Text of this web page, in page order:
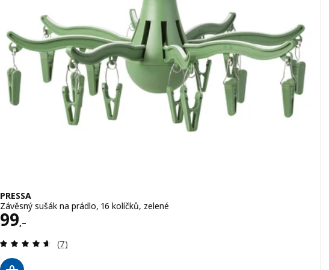
PRESSA
Závěsný sušák na prádlo, 16 kolíčků, zelené
99,–
Cena 99,–
Recenze: 4.6 z 5 hvězdy. Celkem recenzí:
(7)